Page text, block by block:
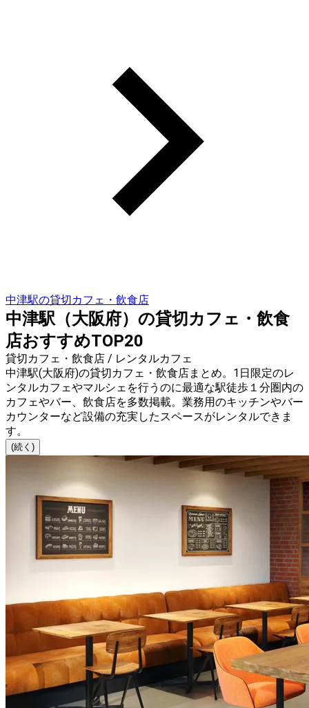
中津駅の貸切カフェ・飲食店
中津駅（大阪府）の貸切カフェ・飲食
店おすすめTOP20
貸切カフェ・飲食店 / レンタルカフェ
中津駅(大阪府)の貸切カフェ・飲食店まとめ。1日限定のレ
ンタルカフェやマルシェを行うのに最適な駅徒歩１分圏内の
カフェやバー、飲食店を多数掲載。業務用のキッチンやバー
カウンターなど設備の充実したスペースがレンタルできま
す。
(続く)